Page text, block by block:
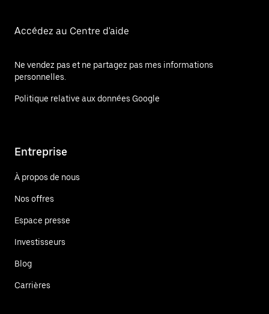
Accédez au Centre d'aide
Ne vendez pas et ne partagez pas mes informations
personnelles.
Politique relative aux données Google
Entreprise
À propos de nous
Nos offres
Espace presse
Investisseurs
Blog
Carrières